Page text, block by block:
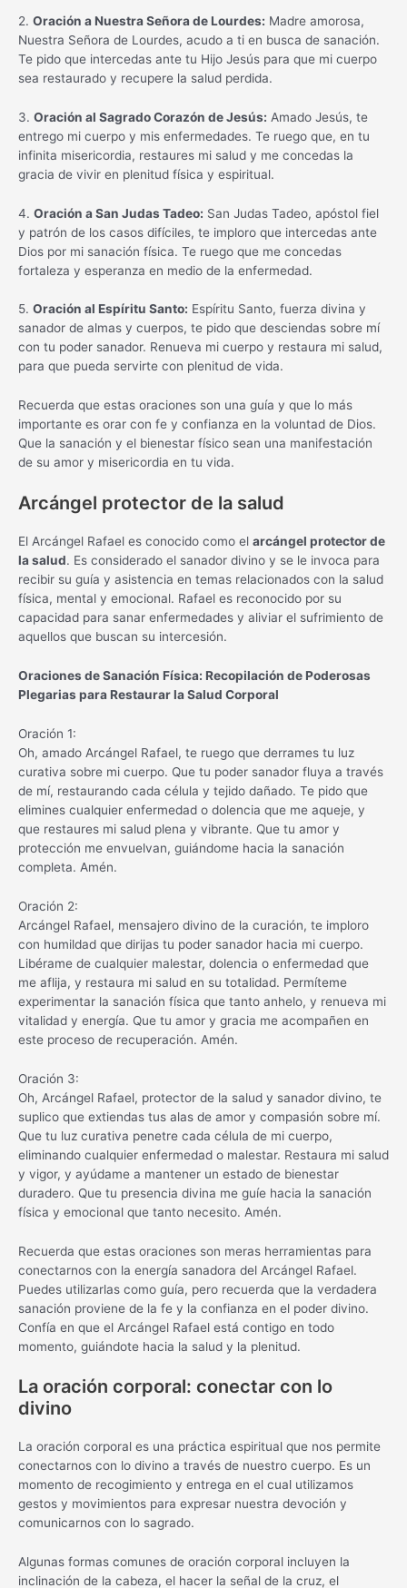
2. Oración a Nuestra Señora de Lourdes: Madre amorosa,
Nuestra Señora de Lourdes, acudo a ti en busca de sanación.
Te pido que intercedas ante tu Hijo Jesús para que mi cuerpo
sea restaurado y recupere la salud perdida.
3. Oración al Sagrado Corazón de Jesús: Amado Jesús, te
entrego mi cuerpo y mis enfermedades. Te ruego que, en tu
infinita misericordia, restaures mi salud y me concedas la
gracia de vivir en plenitud física y espiritual.
4. Oración a San Judas Tadeo: San Judas Tadeo, apóstol fiel
y patrón de los casos difíciles, te imploro que intercedas ante
Dios por mi sanación física. Te ruego que me concedas
fortaleza y esperanza en medio de la enfermedad.
5. Oración al Espíritu Santo: Espíritu Santo, fuerza divina y
sanador de almas y cuerpos, te pido que desciendas sobre mí
con tu poder sanador. Renueva mi cuerpo y restaura mi salud,
para que pueda servirte con plenitud de vida.
Recuerda que estas oraciones son una guía y que lo más
importante es orar con fe y confianza en la voluntad de Dios.
Que la sanación y el bienestar físico sean una manifestación
de su amor y misericordia en tu vida.
Arcángel protector de la salud
El Arcángel Rafael es conocido como el arcángel protector de
la salud. Es considerado el sanador divino y se le invoca para
recibir su guía y asistencia en temas relacionados con la salud
física, mental y emocional. Rafael es reconocido por su
capacidad para sanar enfermedades y aliviar el sufrimiento de
aquellos que buscan su intercesión.
Oraciones de Sanación Física: Recopilación de Poderosas
Plegarias para Restaurar la Salud Corporal
Oración 1:
Oh, amado Arcángel Rafael, te ruego que derrames tu luz
curativa sobre mi cuerpo. Que tu poder sanador fluya a través
de mí, restaurando cada célula y tejido dañado. Te pido que
elimines cualquier enfermedad o dolencia que me aqueje, y
que restaures mi salud plena y vibrante. Que tu amor y
protección me envuelvan, guiándome hacia la sanación
completa. Amén.
Oración 2:
Arcángel Rafael, mensajero divino de la curación, te imploro
con humildad que dirijas tu poder sanador hacia mi cuerpo.
Libérame de cualquier malestar, dolencia o enfermedad que
me aflija, y restaura mi salud en su totalidad. Permíteme
experimentar la sanación física que tanto anhelo, y renueva mi
vitalidad y energía. Que tu amor y gracia me acompañen en
este proceso de recuperación. Amén.
Oración 3:
Oh, Arcángel Rafael, protector de la salud y sanador divino, te
suplico que extiendas tus alas de amor y compasión sobre mí.
Que tu luz curativa penetre cada célula de mi cuerpo,
eliminando cualquier enfermedad o malestar. Restaura mi salud
y vigor, y ayúdame a mantener un estado de bienestar
duradero. Que tu presencia divina me guíe hacia la sanación
física y emocional que tanto necesito. Amén.
Recuerda que estas oraciones son meras herramientas para
conectarnos con la energía sanadora del Arcángel Rafael.
Puedes utilizarlas como guía, pero recuerda que la verdadera
sanación proviene de la fe y la confianza en el poder divino.
Confía en que el Arcángel Rafael está contigo en todo
momento, guiándote hacia la salud y la plenitud.
La oración corporal: conectar con lo
divino
La oración corporal es una práctica espiritual que nos permite
conectarnos con lo divino a través de nuestro cuerpo. Es un
momento de recogimiento y entrega en el cual utilizamos
gestos y movimientos para expresar nuestra devoción y
comunicarnos con lo sagrado.
Algunas formas comunes de oración corporal incluyen la
inclinación de la cabeza, el hacer la señal de la cruz, el